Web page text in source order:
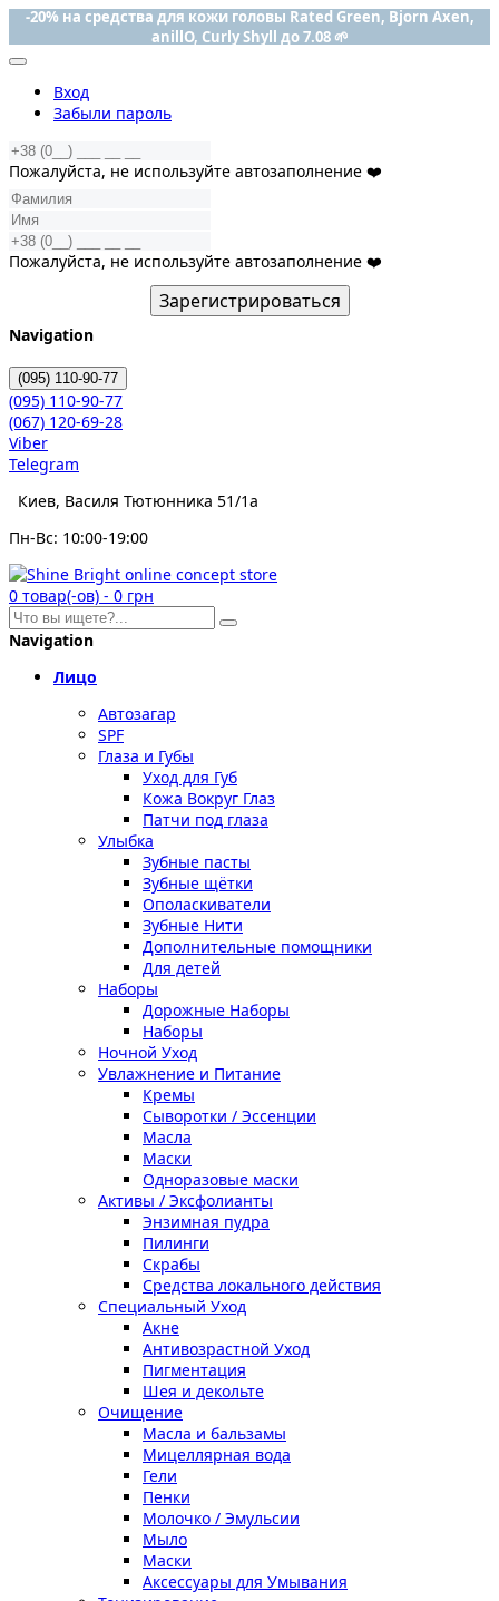
-20% на средства для кожи головы Rated Green, Bjorn Axen,
anillO, Curly Shyll до 7.08 🌱
Вход
Забыли пароль
Пожалуйста, не используйте автозаполнение ❤️
Пожалуйста, не используйте автозаполнение ❤️
Зарегистрироваться
Navigation
(095) 110-90-77
(095) 110-90-77
(067) 120-69-28
Viber
Telegram
Киев, Василя Тютюнника 51/1а
Пн-Вс: 10:00-19:00
0 товар(-ов) - 0 грн
Navigation
Лицо
Автозагар
SPF
Глаза и Губы
Уход для Губ
Кожа Вокруг Глаз
Патчи под глаза
Улыбка
Зубные пасты
Зубные щётки
Ополаскиватели
Зубные Нити
Дополнительные помощники
Для детей
Наборы
Дорожные Наборы
Наборы
Ночной Уход
Увлажнение и Питание
Кремы
Сыворотки / Эссенции
Масла
Маски
Одноразовые маски
Активы / Эксфолианты
Энзимная пудра
Пилинги
Скрабы
Средства локального действия
Специальный Уход
Акне
Антивозрастной Уход
Пигментация
Шея и декольте
Очищение
Масла и бальзамы
Мицеллярная вода
Гели
Пенки
Молочко / Эмульсии
Мыло
Маски
Аксессуары для Умывания